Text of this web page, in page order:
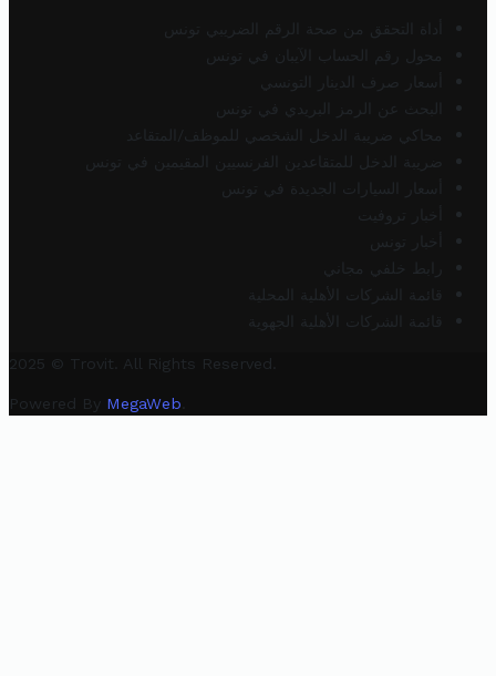
أداة التحقق من صحة الرقم الضريبي تونس
محول رقم الحساب الآيبان في تونس
أسعار صرف الدينار التونسي
البحث عن الرمز البريدي في تونس
محاكي ضريبة الدخل الشخصي للموظف/المتقاعد
ضريبة الدخل للمتقاعدين الفرنسيين المقيمين في تونس
أسعار السيارات الجديدة في تونس
أخبار تروفيت
أخبار تونس
رابط خلفي مجاني
قائمة الشركات الأهلية المحلية
قائمة الشركات الأهلية الجهوية
2025 © Trovit. All Rights Reserved.
Powered By MegaWeb